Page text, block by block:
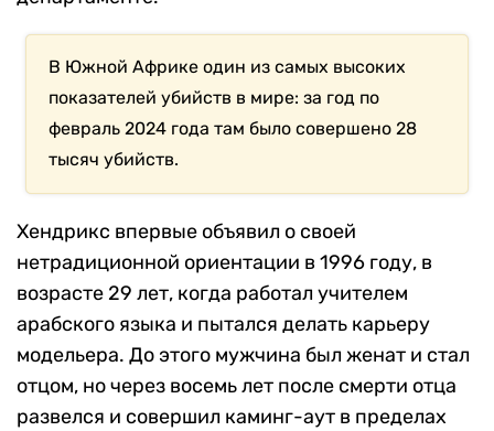
В Южной Африке один из самых высоких
показателей убийств в мире: за год по
февраль 2024 года там было совершено 28
тысяч убийств.
Хендрикс впервые объявил о своей
нетрадиционной ориентации в 1996 году, в
возрасте 29 лет, когда работал учителем
арабского языка и пытался делать карьеру
модельера. До этого мужчина был женат и стал
отцом, но через восемь лет после смерти отца
развелся и совершил каминг-аут в пределах